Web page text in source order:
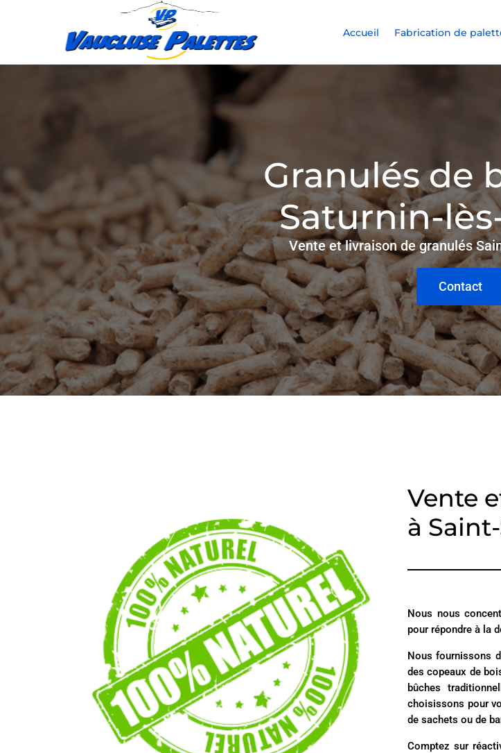
Accueil Fabrication de
Granulés de
Saturnin-
Vente et livraison de granulés
Contact
Vente
à
Nous nous
pour répondre à la
Nous fournissons
des copeaux de
bûches
choisissons pour
de sachets ou de
Comptez sur